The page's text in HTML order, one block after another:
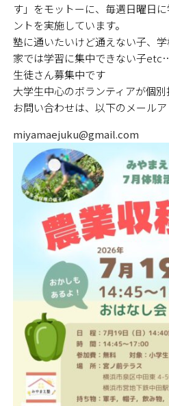
す」をモットーに、毎週日曜日
ントを実施しています。
塾に通いたいけど通えない子、学
家では学習に集中できない子
生徒さん募集中です
大学生中心のボランティアが個
お問い合わせは、以下のメールア
miyamaejuku@gmail.com